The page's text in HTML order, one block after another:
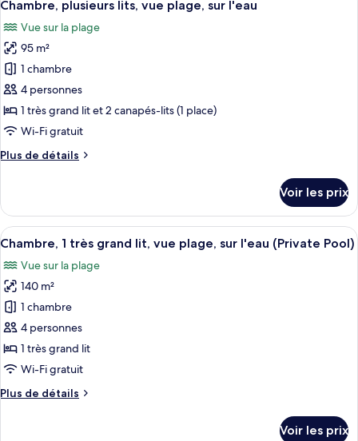
chambres
toutes
les
photos
pour
ce
type
de
chambre :
Chambre,
vue
plage,
sur
l'eau
Chambre, plusieurs lits, vue plage, sur l'eau
Vue sur la plage
95 m²
1 chambre
4 personnes
1 très grand lit et 2 canapés-lits (1 place)
Wi-Fi gratuit
Plus de détails
Plus
le
type
de
Chambre,
plusieurs
lits,
vue
plage,
sur
l'eau
Voir les prix
Afficher
toutes
les
photos
pour
ce
type
de
chambre :
Chambre,
Une chambre dotée d’un grand lit,
15
Chambre, 1 très grand lit, vue plage, sur l'eau (Private Pool)
Vue sur la plage
140 m²
1 chambre
4 personnes
1 très grand lit
Wi-Fi gratuit
Plus de détails
Plus
Voir les prix